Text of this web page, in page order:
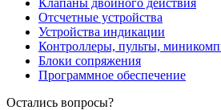
Отсчетные устройства
Устройства индикации
Контроллеры, пульты,
Блоки сопряжения
Программное обеспечение
Остались вопросы?